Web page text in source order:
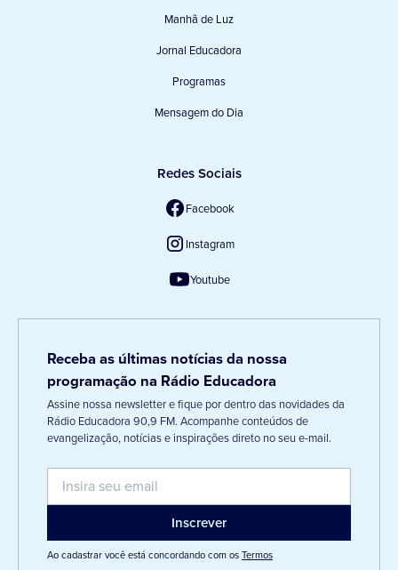
Manhã de Luz
Jornal Educadora
Programas
Mensagem do Dia
Redes Sociais
Facebook
Instagram
Youtube
Receba as últimas notícias da nossa
programação na Rádio Educadora
Assine nossa newsletter e fique por dentro das novidades da
Rádio Educadora 90,9 FM. Acompanhe conteúdos de
evangelização, notícias e inspirações direto no seu e-mail.
Ao cadastrar você está concordando com osTermos